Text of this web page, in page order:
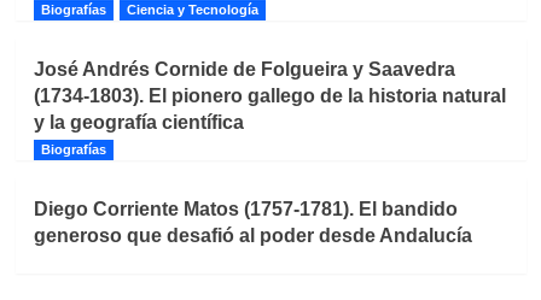
Biografías Ciencia y Tecnología
José Andrés Cornide de Folgueira y Saavedra
(1734-1803). El pionero gallego de la historia natural
y la geografía científica
Biografías
Diego Corriente Matos (1757-1781). El bandido
generoso que desafió al poder desde Andalucía